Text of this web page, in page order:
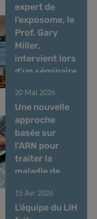
expert de
l’exposome, le
Prof. Gary
Miller,
intervient lors
d’un séminaire
20 Mai 2026
Une nouvelle
approche
basée sur
l’ARN pour
traiter la
maladie de
15 Avr 2026
L’équipe du LIH